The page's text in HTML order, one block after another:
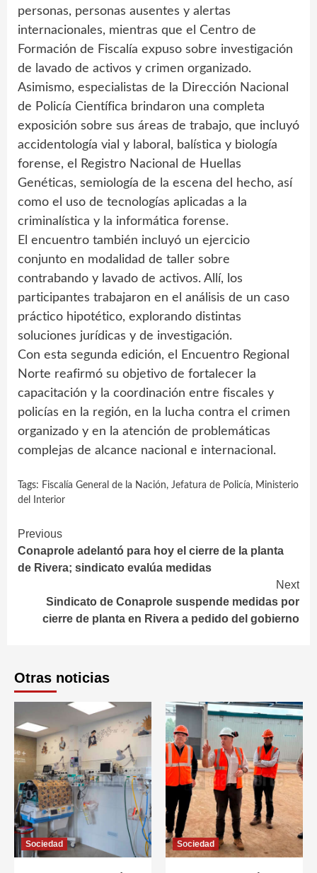
personas, personas ausentes y alertas
internacionales, mientras que el Centro de
Formación de Fiscalía expuso sobre investigación
de lavado de activos y crimen organizado.
Asimismo, especialistas de la Dirección Nacional
de Policía Científica brindaron una completa
exposición sobre sus áreas de trabajo, que incluyó
accidentología vial y laboral, balística y biología
forense, el Registro Nacional de Huellas
Genéticas, semiología de la escena del hecho, así
como el uso de tecnologías aplicadas a la
criminalística y la informática forense.
El encuentro también incluyó un ejercicio
conjunto en modalidad de taller sobre
contrabando y lavado de activos. Allí, los
participantes trabajaron en el análisis de un caso
práctico hipotético, explorando distintas
soluciones jurídicas y de investigación.
Con esta segunda edición, el Encuentro Regional
Norte reafirmó su objetivo de fortalecer la
capacitación y la coordinación entre fiscales y
policías en la región, en la lucha contra el crimen
organizado y en la atención de problemáticas
complejas de alcance nacional e internacional.
Tags: Fiscalía General de la Nación, Jefatura de Policía, Ministerio
del Interior
Continue
Reading
Previous
Conaprole adelantó para hoy el cierre de la planta
de Rivera; sindicato evalúa medidas
Next
Sindicato de Conaprole suspende medidas por
cierre de planta en Rivera a pedido del gobierno
Otras noticias
Sociedad Sociedad